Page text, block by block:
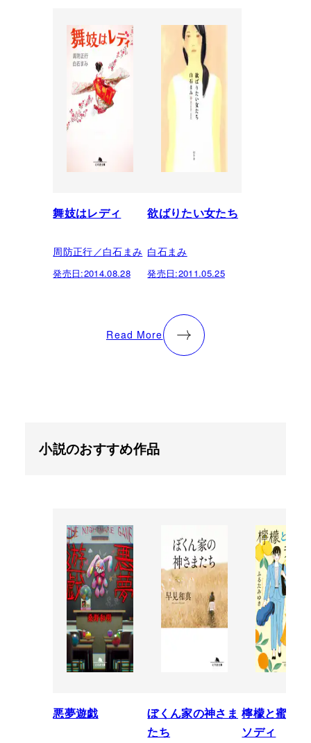
舞妓はレディ
周防正行／白石まみ
発売日:2014.08.28
欲ばりたい女たち
白石まみ
発売日:2011.05.25
Read More
小説のおすすめ作品
悪夢遊戯
ぼくん家の神さま
たち
檸檬と蜜柑
ソディ